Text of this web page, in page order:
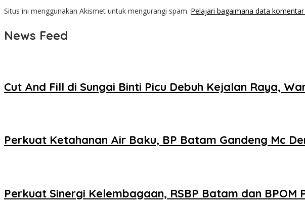
Situs ini menggunakan Akismet untuk mengurangi spam. Pelajari bagaimana data
News Feed
Cut And Fill di Sungai Binti Picu Debuh Kejalan Raya,
Perkuat Ketahanan Air Baku, BP Batam Gandeng Mc
Perkuat Sinergi Kelembagaan, RSBP Batam dan